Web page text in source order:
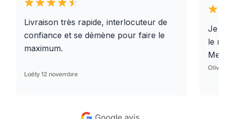
Livraison très rapide, interlocuteur de
confiance et se démène pour faire le
maximum.
Laëty 12 novembre
Je
le